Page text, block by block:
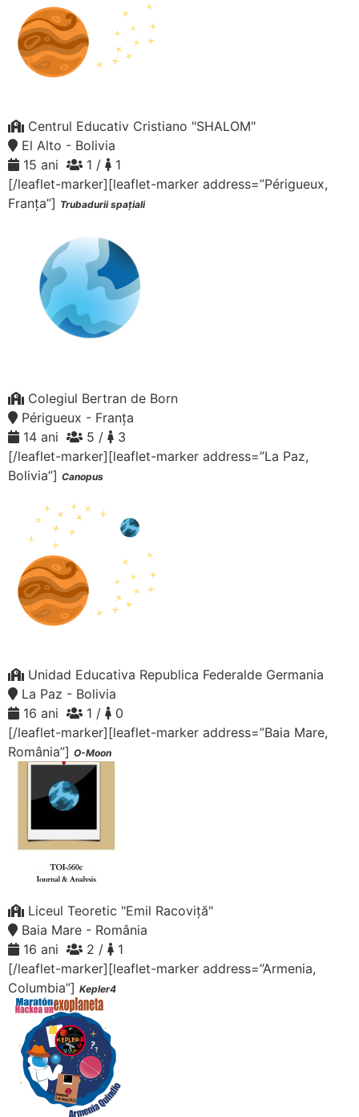
Centrul Educativ Cristiano "SHALOM"
El Alto - Bolivia
15 ani
1 /
1
[/leaflet-marker][leaflet-marker address=”Périgueux,
Franța”] Trubadurii spațiali
Colegiul Bertran de Born
Périgueux - Franța
14 ani
5 /
3
[/leaflet-marker][leaflet-marker address=”La Paz,
Bolivia”] Canopus
Unidad Educativa Republica Federalde Germania
La Paz - Bolivia
16 ani
1 /
0
[/leaflet-marker][leaflet-marker address=”Baia Mare,
România”] O-Moon
Liceul Teoretic "Emil Racoviță"
Baia Mare - România
16 ani
2 /
1
[/leaflet-marker][leaflet-marker address=”Armenia,
Columbia”] Kepler4